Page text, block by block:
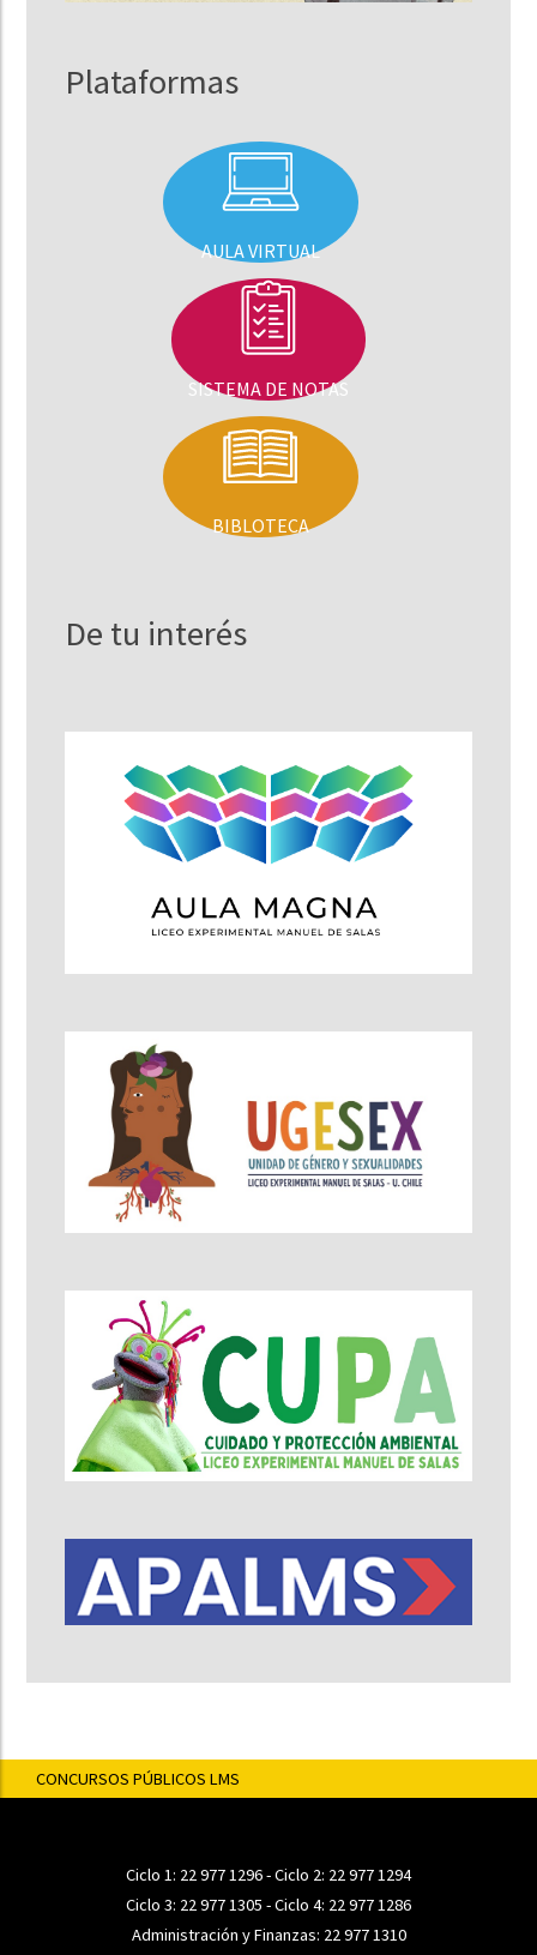
Plataformas
AULA VIRTUAL
SISTEMA DE NOTAS
BIBLOTECA
De tu interés
CONCURSOS PÚBLICOS LMS
Ciclo 1: 22 977 1296- Ciclo 2: 22 977 1294
Ciclo 3: 22 977 1305 - Ciclo 4: 22 977 1286
Administración y Finanzas: 22 977 1310